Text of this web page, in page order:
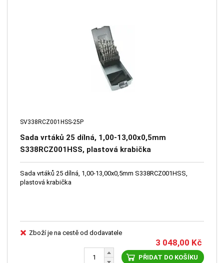
SV338RCZ001HSS-25P
Sada vrtáků 25 dílná, 1,00-13,00x0,5mm
S338RCZ001HSS, plastová krabička
Sada vrtáků 25 dílná, 1,00-13,00x0,5mm S338RCZ001HSS,
plastová krabička
Zboží je na cestě od dodavatele
3 048,00 Kč
PŘIDAT DO KOŠÍKU